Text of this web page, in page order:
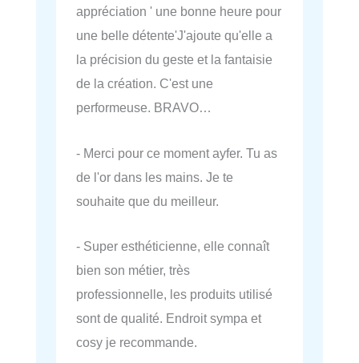
appréciation ' une bonne heure pour
une belle détente'J'ajoute qu'elle a
la précision du geste et la fantaisie
de la création. C'est une
performeuse. BRAVO…
- Merci pour ce moment ayfer. Tu as
de l'or dans les mains. Je te
souhaite que du meilleur.
- Super esthéticienne, elle connaît
bien son métier, très
professionnelle, les produits utilisé
sont de qualité. Endroit sympa et
cosy je recommande.